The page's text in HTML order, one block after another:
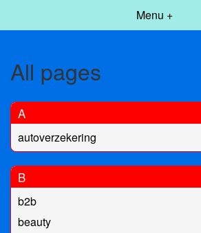
Menu +
All pages
A
autoverzekering
B
b2b
beauty